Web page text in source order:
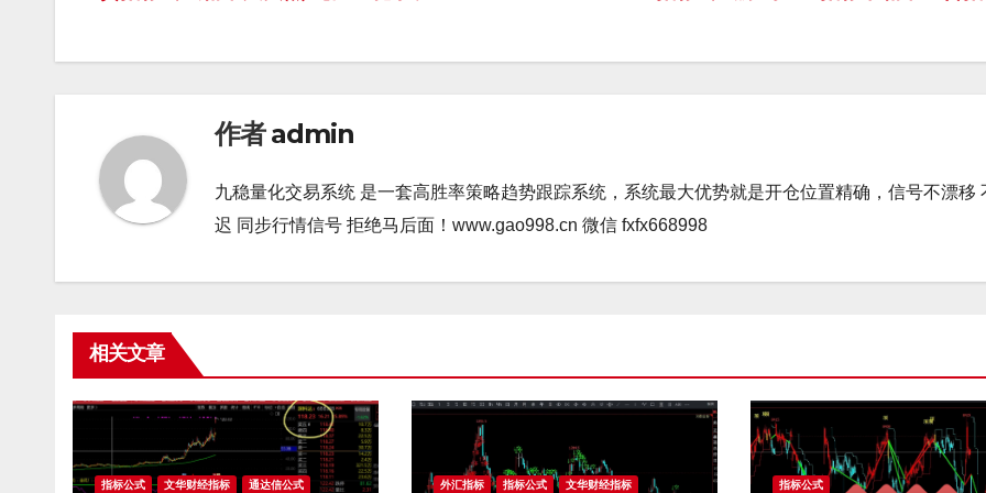
航
作者admin
九稳量化交易系统 是一套高胜率策略趋势跟踪系统，系统最大优势就是开仓位置精确，信号不漂移
迟 同步行情信号 拒绝马后面！www.gao998.cn 微信 fxfx668998
相关文章
指标公式 文华财经指标 通达信公式 外汇指标 指标公式 文华财经指标 指标公式